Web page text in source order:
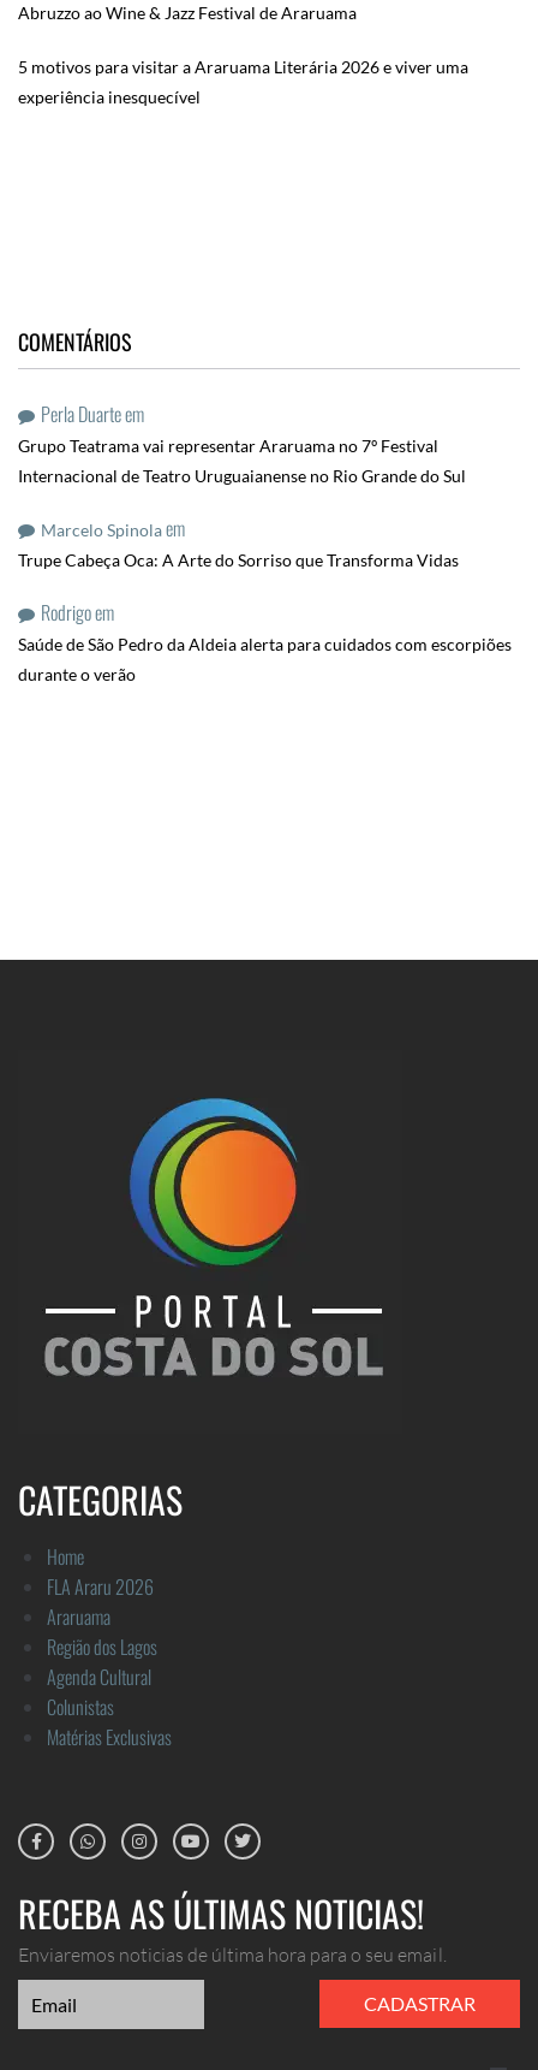
Abruzzo ao Wine & Jazz Festival de Araruama
5 motivos para visitar a Araruama Literária 2026 e viver uma
experiência inesquecível
COMENTÁRIOS
Perla Duarteem
Grupo Teatrama vai representar Araruama no 7º Festival
Internacional de Teatro Uruguaianense no Rio Grande do Sul
Marcelo Spinolaem
Trupe Cabeça Oca: A Arte do Sorriso que Transforma Vidas
Rodrigoem
Saúde de São Pedro da Aldeia alerta para cuidados com escorpiões
durante o verão
CATEGORIAS
Home
FLA Araru 2026
Araruama
Região dos Lagos
Agenda Cultural
Colunistas
Matérias Exclusivas
RECEBA AS ÚLTIMAS NOTICIAS!
Enviaremos noticias de última hora para o seu email.
CADASTRAR